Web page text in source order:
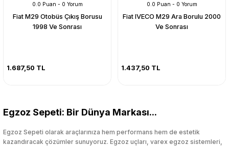
0.0 Puan - 0 Yorum
Fiat M29 Otobüs Çıkış Borusu
1998 Ve Sonrası
1.687,50 TL
0.0 Puan - 0 Yorum
Fiat IVECO M29 Ara Borulu 2000
Ve Sonrası
1.437,50 TL
Egzoz Sepeti: Bir Dünya Markası...
Egzoz Sepeti olarak araçlarınıza hem performans hem de estetik
kazandıracak çözümler sunuyoruz. Egzoz uçları, varex egzoz sistemleri,